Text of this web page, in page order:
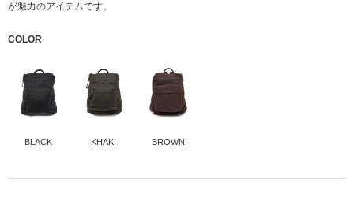
が魅力のアイテムです。
COLOR
BLACK KHAKI BROWN